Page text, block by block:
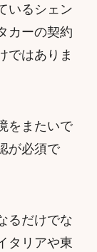
いるシェン
カーの契約
ではありま
をまたいで
が必須で
るだけでな
タリアや東